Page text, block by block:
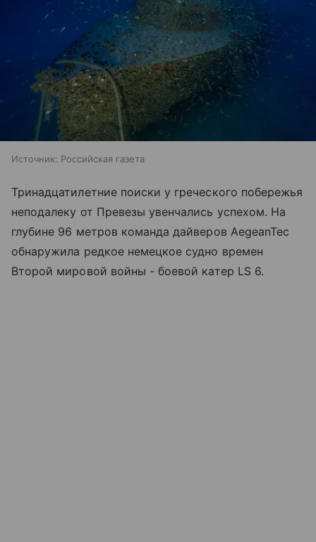
Источник: Российская газета
Тринадцатилетние поиски у греческого побережья
неподалеку от Превезы увенчались успехом. На
глубине 96 метров команда дайверов AegeanTec
обнаружила редкое немецкое судно времен
Второй мировой войны - боевой катер LS 6.